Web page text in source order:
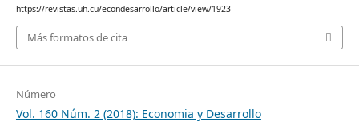
https://revistas.uh.cu/econdesarrollo/article/view/1923
Más formatos de cita
Número
Vol. 160 Núm. 2 (2018): Economia y Desarrollo